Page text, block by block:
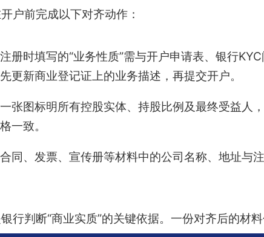
户前完成以下对齐动作：
册时填写的“业务性质”需与开户申请表、银行
更新商业登记证上的业务描述，再提交开户。
一张图标明所有控股实体、持股比例及最终受益人
一致。
同、发票、宣传册等材料中的公司名称、地址与
行判断“商业实质”的关键依据。一份对齐后的材